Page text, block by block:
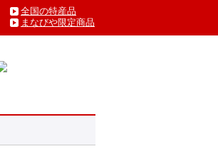
全国の特産品
まなびや限定商品